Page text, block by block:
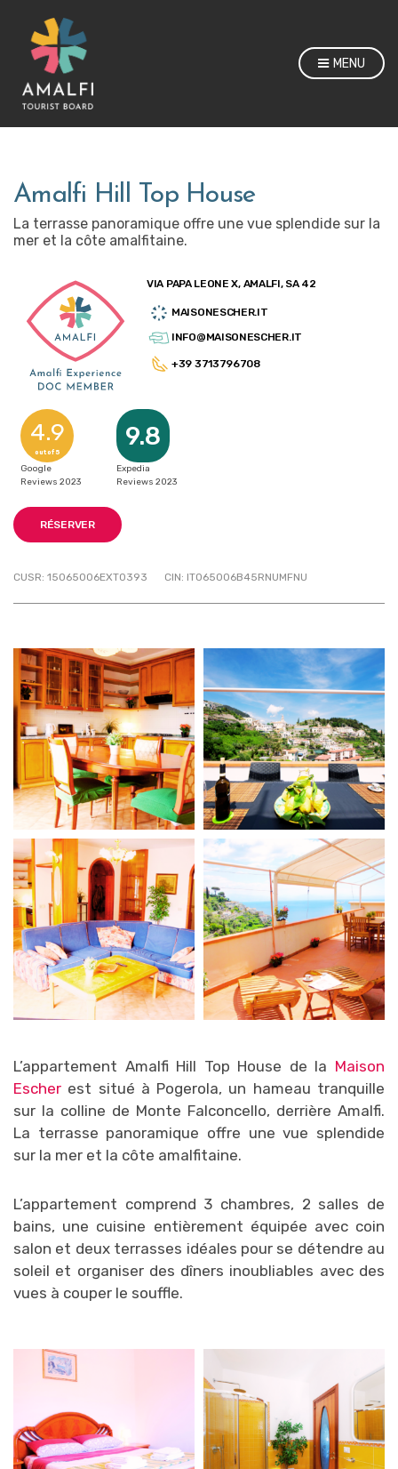
MENU
Amalfi Hill Top House
La terrasse panoramique offre une vue splendide sur la
mer et la côte amalfitaine.
VIA PAPA LEONE X, AMALFI, SA 42
MAISONESCHER.IT
INFO@MAISONESCHER.IT
+39 3713796708
4.9
out of 5
Google
Reviews 2023
9.8
Expedia
Reviews 2023
RÉSERVER
CUSR: 15065006EXT0393 CIN: IT065006B45RNUMFNU
L’appartement Amalfi Hill Top House de la Maison
Escher est situé à Pogerola, un hameau tranquille
sur la colline de Monte Falconcello, derrière Amalfi.
La terrasse panoramique offre une vue splendide
sur la mer et la côte amalfitaine.
L’appartement comprend 3 chambres, 2 salles de
bains, une cuisine entièrement équipée avec coin
salon et deux terrasses idéales pour se détendre au
soleil et organiser des dîners inoubliables avec des
vues à couper le souffle.